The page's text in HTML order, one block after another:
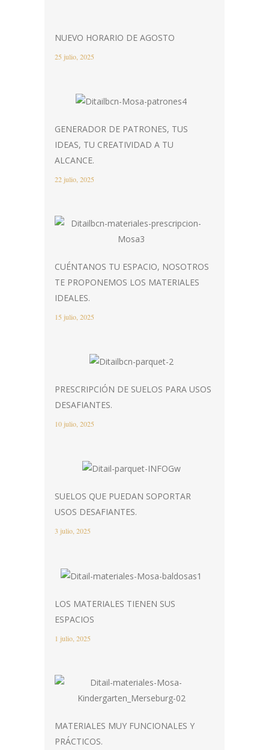
NUEVO HORARIO DE AGOSTO
25 julio, 2025
GENERADOR DE PATRONES, TUS
IDEAS, TU CREATIVIDAD A TU
ALCANCE.
22 julio, 2025
CUÉNTANOS TU ESPACIO, NOSOTROS
TE PROPONEMOS LOS MATERIALES
IDEALES.
15 julio, 2025
PRESCRIPCIÓN DE SUELOS PARA USOS
DESAFIANTES.
10 julio, 2025
SUELOS QUE PUEDAN SOPORTAR
USOS DESAFIANTES.
3 julio, 2025
LOS MATERIALES TIENEN SUS
ESPACIOS
1 julio, 2025
MATERIALES MUY FUNCIONALES Y
PRÁCTICOS.